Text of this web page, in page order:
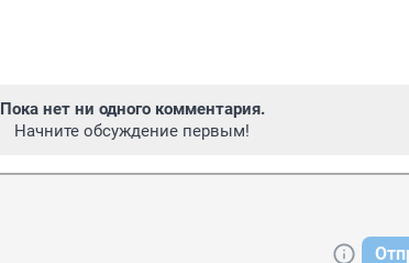
Пока нет ни одного комментария.
Начните обсуждение первым!